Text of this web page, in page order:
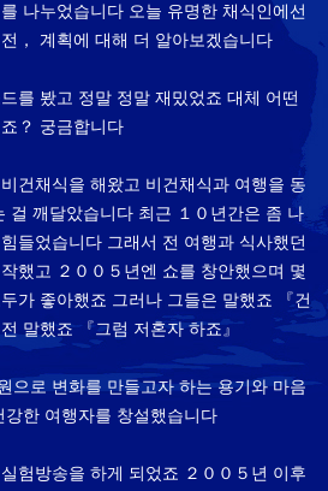
나누었습니다 오늘 유명한 채식인에선
， 계획에 대해 더 알아보겠습니다
를 봤고 정말 정말 재밌었죠 대체 어떤
？ 궁금합니다
건채식을 해왔고 비건채식과 여행을 동
걸 깨달았습니다 최근 １０년간은 좀 나
들었습니다 그래서 전 여행과 식사했던
했고 ２００５년엔 쇼를 창안했으며 몇
가 좋아했죠 그러나 그들은 말했죠 『건
말했죠 『그럼 저혼자 하죠』
으로 변화를 만들고자 하는 용기와 마음
한 여행자를 창설했습니다
험방송을 하게 되었죠 ２００５년 이후